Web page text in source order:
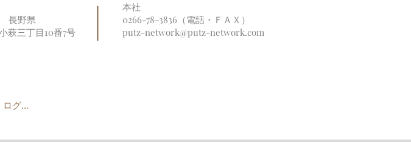
長野県
萩三丁目10番7号
本社
0266-78-3836（電話・ＦＡＸ）
putz-network@putz-network.com
ログイン